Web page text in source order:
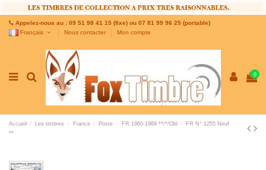
Appelez-nous au : 09 51 98 41 15 (fixe) ou 07 81 99 96 25 (portable)
Français
Nous contacter Mon compte
0
Accueil Les timbres France Poste FR 1960-1969 **/*/Obl
FR N° 1255 Neuf
**